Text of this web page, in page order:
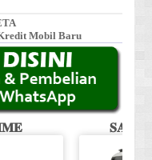
Mobil Baru